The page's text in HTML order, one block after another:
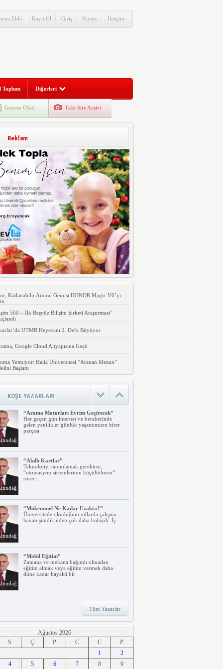
Ekle Kayıt Ol Giriş Künye İletişim
Toplum Diğerleri
Gazete Oku! Eski Site Arşivi
Reklam
Katlanabilir Amiral Gemisi HONOR Magic V6’yı
500 – İlk Beşyüz Bilişim Şirketi Araştırması”
UTMB Heyecanı 2. Defa Büyüyor
Google Cloud Altyapısına Geçti
Yetmiyor: Haliç Üniversitesi “Aranan Mezun”
Başlattı
KÖŞE YAZARLARI
“Arama Motorları Evrim Geçirecek”
Her geçen gün internet ve beraberinde
gelen yenilikler günlük yaşantımızın birer
parçası
“Akıllı Kartlar”
Teknolojiyi tanımlamak gerekirse,
“otomasyon sistemlerinin küçültülmesi”
süreci
“Mükemmel Ne Kadar Uzakta?”
Üniversitede okuduğum yıllarda çalışma
hayatı şimdikinden çok daha kolaydı. İş
“Mobil Eğitim”
Zamana ve mekana bağımlı olmadan
eğitim almak veya eğitim vermek daha
düne kadar hayalci bir
“Teknoloji, Hızlı Tren ve İrem…”
Belki dikkatinizi çekmiştir. Türkiye’nin ilk
hızlı treni Ankara – Eskişehir
“Ne Duruyorsunuz, Dijitalleşsenize!”
Arabanız kendi kendine park ederken, siz
apartmanınıza giriyor ve evinizin kapısını
Tüm Yazarlar
Ağustos 2026
S Ç P C C
P
1
2
4 5 6 7 8
9